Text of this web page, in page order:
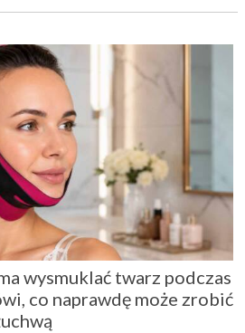
wysmuklać twarz podczas
co naprawdę może zrobić